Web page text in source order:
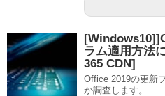
ラム適用方法
365 CDN]
Office 2019の更新
か調査します。